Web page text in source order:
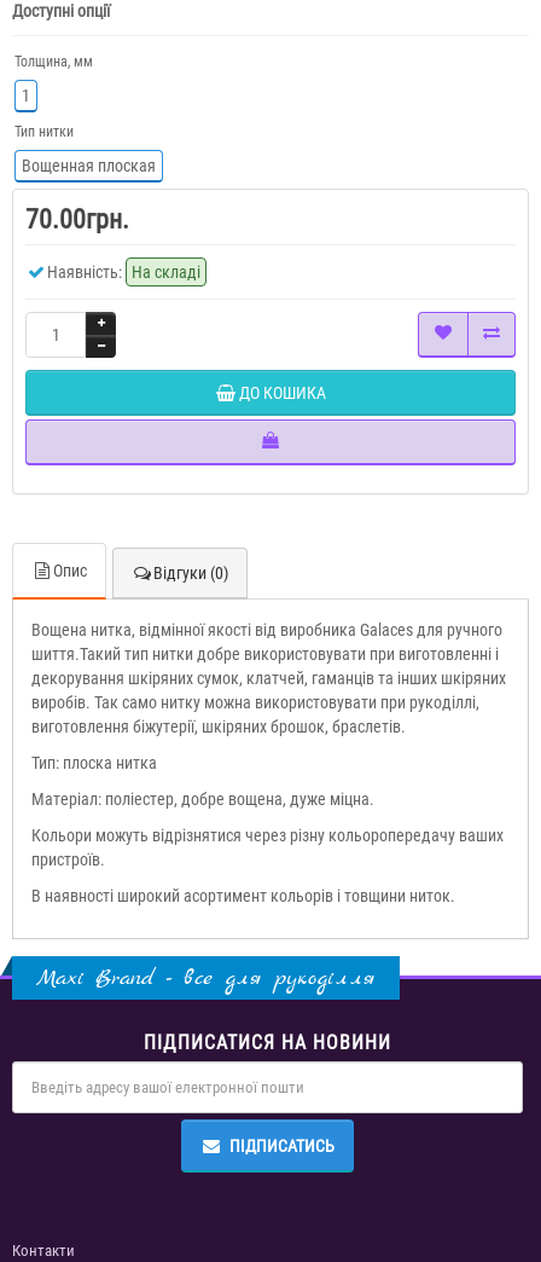
Доступні опції
Толщина, мм
1
Тип нитки
Вощенная плоская
70.00грн.
Наявність: На складі
ДО КОШИКА
Опис Відгуки (0)
Вощена нитка, відмінної якості від виробника Galaces для ручного
шиття.Такий тип нитки добре використовувати при виготовленні і
декорування шкіряних сумок, клатчей, гаманців та інших шкіряних
виробів. Так само нитку можна використовувати при рукоділлі,
виготовлення біжутерії, шкіряних брошок, браслетів.
Тип: плоска нитка
Матеріал: поліестер, добре вощена, дуже міцна.
Кольори можуть відрізнятися через різну кольоропередачу ваших
пристроїв.
В наявності широкий асортимент кольорів і товщини ниток.
Maxi Brand - все для рукоділля
ПІДПИСАТИСЯ НА НОВИНИ
ПІДПИСАТИСЬ
Контакти